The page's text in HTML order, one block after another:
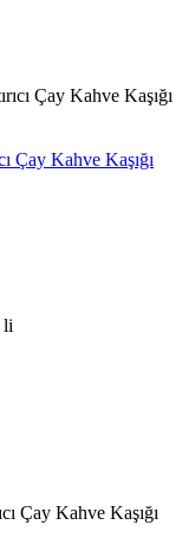
Çay Kahve Kaşığı